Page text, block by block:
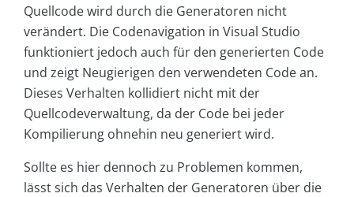
Quellcode wird durch die Generatoren nicht
verändert. Die Codenavigation in Visual Studio
funktioniert jedoch auch für den generierten Code
und zeigt Neugierigen den verwendeten Code an.
Dieses Verhalten kollidiert nicht mit der
Quellcodeverwaltung, da der Code bei jeder
Kompilierung ohnehin neu generiert wird.
Sollte es hier dennoch zu Problemen kommen,
lässt sich das Verhalten der Generatoren über die